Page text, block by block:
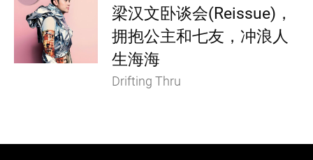
梁汉文卧谈会(Reissue)，
拥抱公主和七友，冲浪人
生海海
Drifting Thru